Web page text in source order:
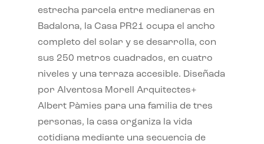
estrecha parcela entre medianeras en
Badalona, la Casa PR21 ocupa el ancho
completo del solar y se desarrolla, con
sus 250 metros cuadrados, en cuatro
niveles y una terraza accesible. Diseñada
por Alventosa Morell Arquitectes+
Albert Pàmies para una familia de tres
personas, la casa organiza la vida
cotidiana mediante una secuencia de